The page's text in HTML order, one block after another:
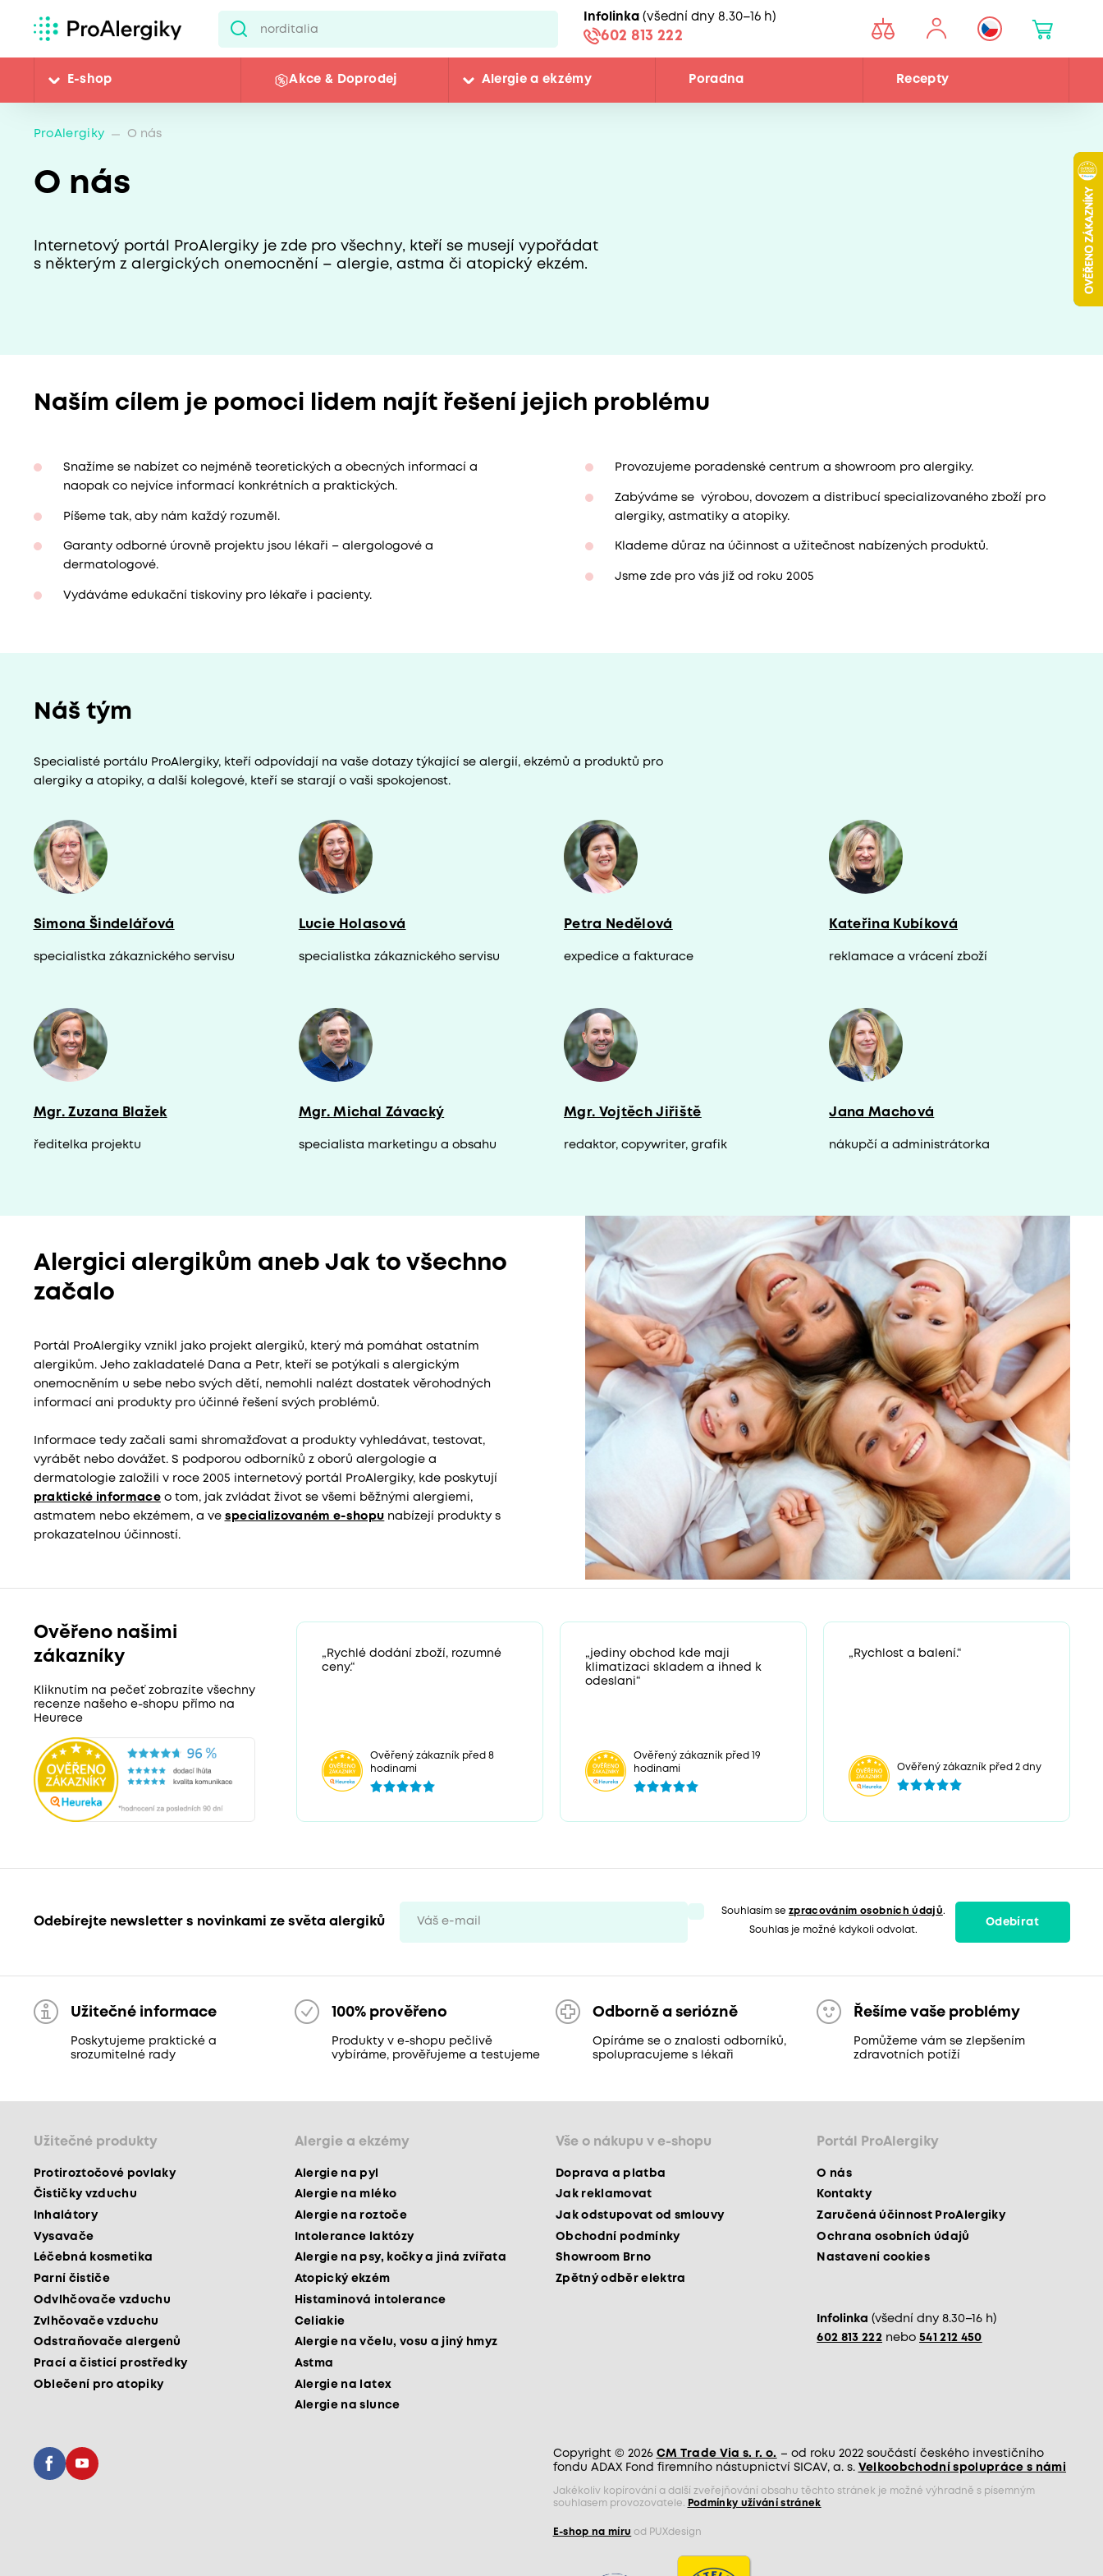
Infolinka (všední dny 8.30–16 h)
602 813 222
E-shop Akce & Doprodej Alergie a ekzémy Poradna Recepty
ProAlergiky O nás
O nás
Internetový portál ProAlergiky je zde pro všechny, kteří se musejí vypořádat
s některým z alergických onemocnění – alergie, astma či atopický ekzém.
Naším cílem je pomoci lidem najít řešení jejich problému
Snažíme se nabízet co nejméně teoretických a obecných informací a
naopak co nejvíce informací konkrétních a praktických.
Píšeme tak, aby nám každý rozuměl.
Garanty odborné úrovně projektu jsou lékaři – alergologové a
dermatologové.
Vydáváme edukační tiskoviny pro lékaře i pacienty.
Provozujeme poradenské centrum a showroom pro alergiky.
Zabýváme se výrobou, dovozem a distribucí specializovaného zboží pro
alergiky, astmatiky a atopiky.
Klademe důraz na účinnost a užitečnost nabízených produktů.
Jsme zde pro vás již od roku 2005
Náš tým
Specialisté portálu ProAlergiky, kteří odpovídají na vaše dotazy týkající se alergií, ekzémů a produktů pro
alergiky a atopiky, a další kolegové, kteří se starají o vaši spokojenost.
Simona Šindelářová
specialistka zákaznického servisu
Lucie Holasová
specialistka zákaznického servisu
Petra Nedělová
expedice a fakturace
Kateřina Kubíková
reklamace a vrácení zboží
Mgr. Zuzana Blažek
ředitelka projektu
Mgr. Michal Závacký
specialista marketingu a obsahu
Mgr. Vojtěch Jiřiště
redaktor, copywriter, grafik
Jana Machová
nákupčí a administrátorka
Alergici alergikům aneb Jak to všechno
začalo
Portál ProAlergiky vznikl jako projekt alergiků, který má pomáhat ostatním
alergikům. Jeho zakladatelé Dana a Petr, kteří se potýkali s alergickým
onemocněním u sebe nebo svých dětí, nemohli nalézt dostatek věrohodných
informací ani produkty pro účinné řešení svých problémů.
Informace tedy začali sami shromažďovat a produkty vyhledávat, testovat,
vyrábět nebo dovážet. S podporou odborníků z oborů alergologie a
dermatologie založili v roce 2005 internetový portál ProAlergiky, kde poskytují
praktické informaceo tom, jak zvládat život se všemi běžnými alergiemi,
astmatem nebo ekzémem, a ve specializovaném e-shopu nabízejí produkty s
prokazatelnou účinností.
Ověřeno našimi
zákazníky
Kliknutím na pečeť zobrazíte všechny
recenze našeho e-shopu přímo na
Heurece
„Rychlé dodání zboží, rozumné
ceny.“
Ověřený zákazník před 8
hodinami
„jediny obchod kde maji
klimatizaci skladem a ihned k
odeslani“
Ověřený zákazník před 19
hodinami
„Rychlost a balení.“
Ověřený zákazník před 2 dny
Odebírejte newsletter s novinkami ze světa alergiků
Souhlasím sezpracováním osobních údajů.
Souhlas je možné kdykoli odvolat.
Odebírat
Užitečné informace
Poskytujeme praktické a
srozumitelné rady
100% prověřeno
Produkty v e-shopu pečlivě
vybíráme, prověřujeme a testujeme
Odborně a seriózně
Opíráme se o znalosti odborníků,
spolupracujeme s lékaři
Řešíme vaše problémy
Pomůžeme vám se zlepšením
zdravotních potíží
Užitečné produkty
Protiroztočové povlaky
Čističky vzduchu
Inhalátory
Vysavače
Léčebná kosmetika
Parní čističe
Odvlhčovače vzduchu
Zvlhčovače vzduchu
Odstraňovače alergenů
Prací a čisticí prostředky
Oblečení pro atopiky
Alergie a ekzémy
Alergie na pyl
Alergie na mléko
Alergie na roztoče
Intolerance laktózy
Alergie na psy, kočky a jiná zvířata
Atopický ekzém
Histaminová intolerance
Celiakie
Alergie na včelu, vosu a jiný hmyz
Astma
Alergie na latex
Alergie na slunce
Vše o nákupu v e-shopu
Doprava a platba
Jak reklamovat
Jak odstupovat od smlouvy
Obchodní podmínky
Showroom Brno
Zpětný odběr elektra
Portál ProAlergiky
O nás
Kontakty
Zaručená účinnost ProAlergiky
Ochrana osobních údajů
Nastavení cookies
Infolinka (všední dny 8.30–16 h)
602 813 222 nebo 541 212 450
Copyright © 2026 CM Trade Via s. r. o. – od roku 2022 součástí českého investičního
fondu ADAX Fond firemního nástupnictví SICAV, a. s. Velkoobchodní spolupráce s námi
Jakékoliv kopírování a další zveřejňování obsahu těchto stránek je možné výhradně s písemným
souhlasem provozovatele.
Podmínky užívání stránek
E-shop na míru od PUXdesign